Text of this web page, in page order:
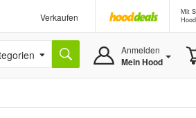
Verkaufen
Mit
Anmelden
Mein Hood